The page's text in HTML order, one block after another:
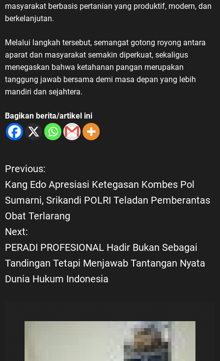
masyarakat berbasis pertanian yang produktif, modern, dan
berkelanjutan.
Melalui langkah tersebut, semangat gotong royong antara
aparat dan masyarakat semakin diperkuat, sekaligus
menegaskan bahwa ketahanan pangan merupakan
tanggung jawab bersama demi masa depan yang lebih
mandiri dan sejahtera.
Bagikan berita/artikel ini
N
a
v
i
g
Previous:
Kang Edo Apresiasi Ketegasan Kombes Pol
Sumarni, Srikandi POLRI Teladan Pemberantas
Obat Terlarang
Next:
PERADI PROFESIONAL Hadir Bukan Sebagai
Tandingan Tetapi Menjawab Tantangan Nyata
Dunia Hukum Indonesia